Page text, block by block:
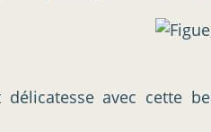
délicatesse avec cette